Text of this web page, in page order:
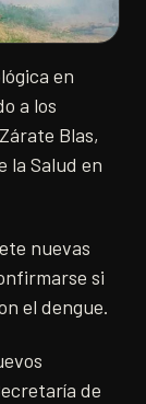
en
a los
Blas,
la Salud en
nuevas
si
el dengue.
de